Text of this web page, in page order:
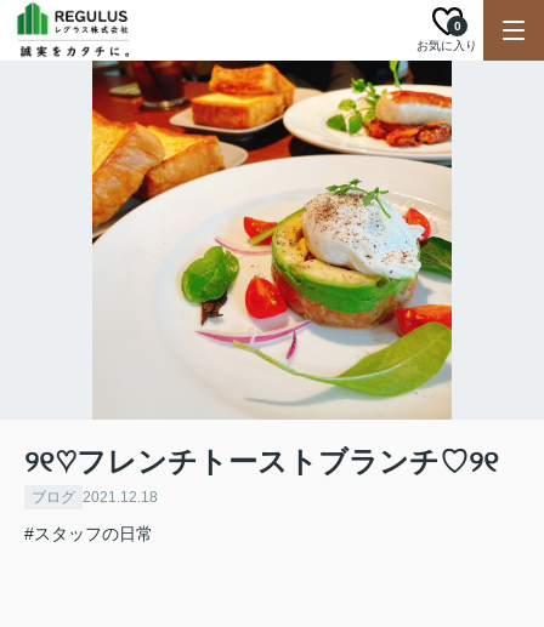
お気に入り
0
୨୧♡フレンチトーストブランチ♡୨୧
ブログ 2021.12.18
#スタッフの日常